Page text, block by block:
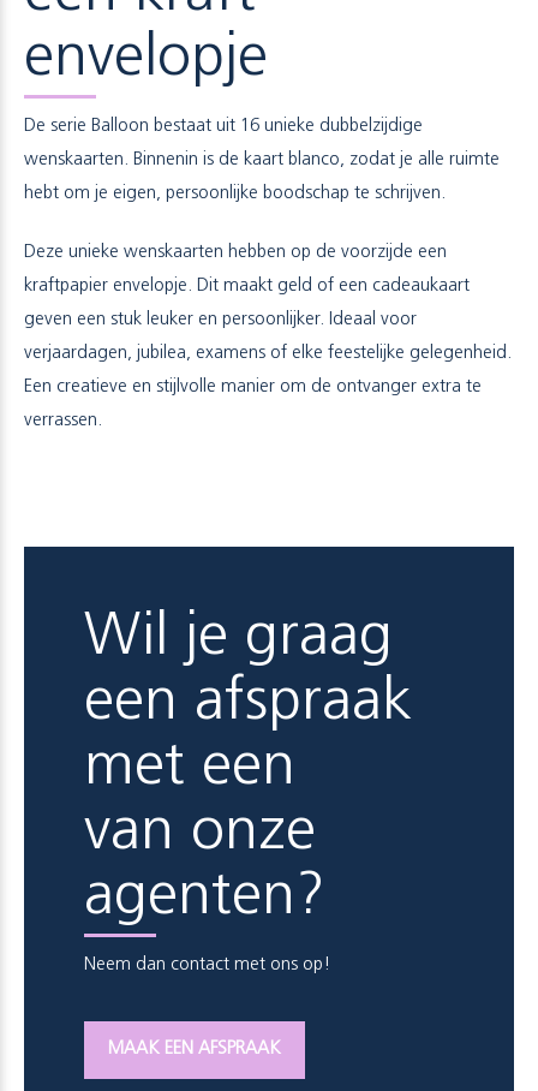
envelopje
De serie Balloon bestaat uit 16 unieke dubbelzijdige
wenskaarten. Binnenin is de kaart blanco, zodat je alle ruimte
hebt om je eigen, persoonlijke boodschap te schrijven.
Deze unieke wenskaarten hebben op de voorzijde een
kraftpapier envelopje. Dit maakt geld of een cadeaukaart
geven een stuk leuker en persoonlijker. Ideaal voor
verjaardagen, jubilea, examens of elke feestelijke gelegenheid.
Een creatieve en stijlvolle manier om de ontvanger extra te
verrassen.
Wil je graag
een afspraak
met een
van onze
agenten?
Neem dan contact met ons op!
MAAK EEN AFSPRAAK